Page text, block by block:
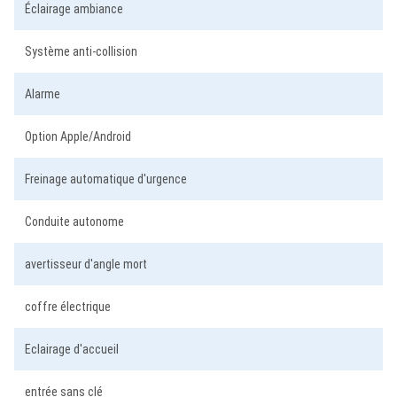
Éclairage ambiance
Système anti-collision
Alarme
Option Apple/Android
Freinage automatique d'urgence
Conduite autonome
avertisseur d'angle mort
coffre électrique
Eclairage d'accueil
entrée sans clé